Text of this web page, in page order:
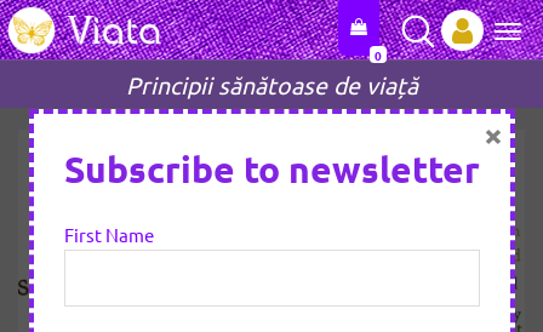
0
Principii sănătoase de viață
Subscribe to newsletter
First Name
×